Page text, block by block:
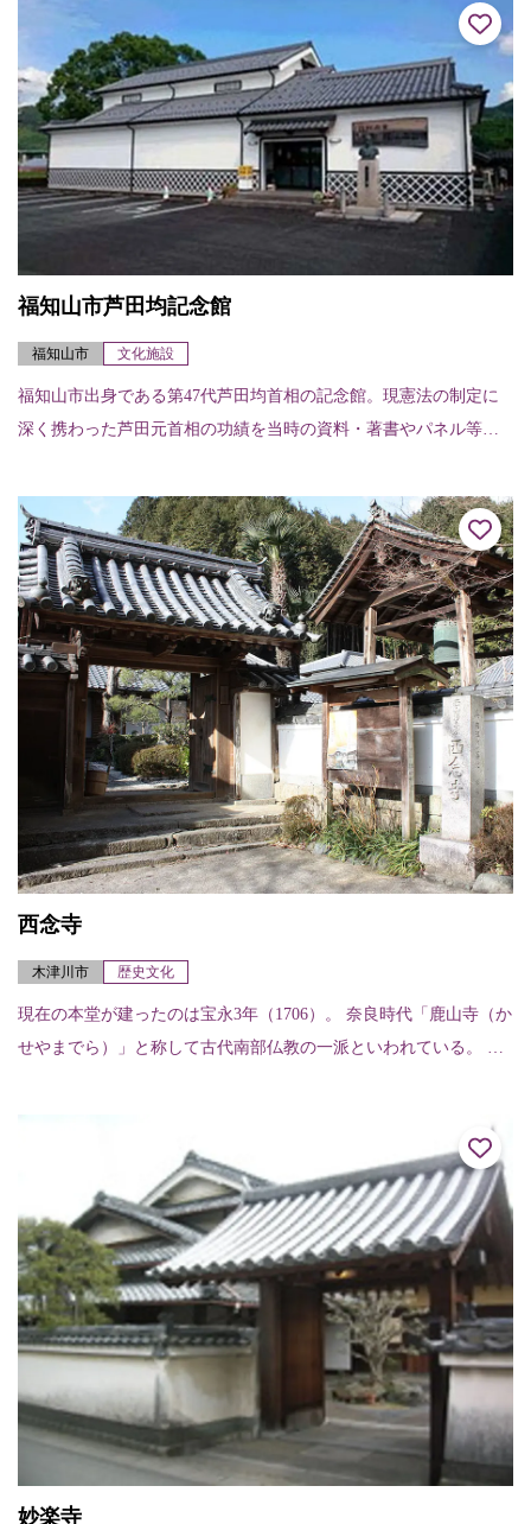
福知山市芦田均記念館
福知山市 文化施設
福知山市出身である第47代芦田均首相の記念館。現憲法の制定に
深く携わった芦田元首相の功績を当時の資料・著書やパネル等で
西念寺
木津川市 歴史文化
現在の本堂が建ったのは宝永3年（1706）。 奈良時代「鹿山寺（か
せやまでら）」と称して古代南部仏教の一派といわれている。 奈
妙楽寺